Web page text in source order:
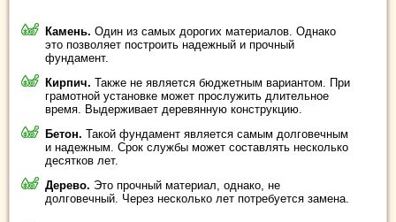
Камень. Один из самых дорогих материалов. Однако
это позволяет построить надежный и прочный
фундамент.
Кирпич. Также не является бюджетным вариантом. При
грамотной установке может прослужить длительное
время. Выдерживает деревянную конструкцию.
Бетон. Такой фундамент является самым долговечным
и надежным. Срок службы может составлять несколько
десятков лет.
Дерево. Это прочный материал, однако, не
долговечный. Через несколько лет потребуется замена.